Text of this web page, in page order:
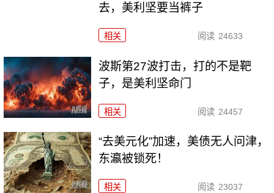
去，美利坚要当裤子
相关 阅读 24633
波斯第27波打击，打的不是靶
子，是美利坚命门
相关 阅读 24457
“去美元化”加速，美债无人问津，
东瀛被锁死！
相关 阅读 23037